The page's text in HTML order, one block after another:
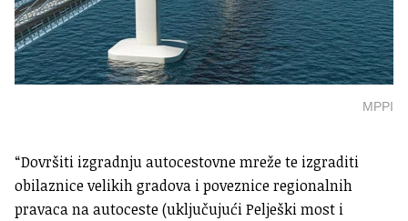
MPPI
“Dovršiti izgradnju autocestovne mreže te izgraditi
obilaznice velikih gradova i poveznice regionalnih
pravaca na autoceste (uključujući Pelješki most i